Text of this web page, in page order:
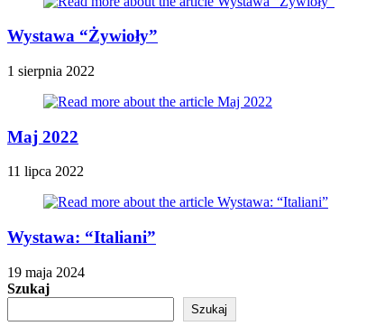
Wystawa “Żywioły”
1 sierpnia 2022
Maj 2022
11 lipca 2022
Wystawa: “Italiani”
19 maja 2024
Szukaj
Szukaj